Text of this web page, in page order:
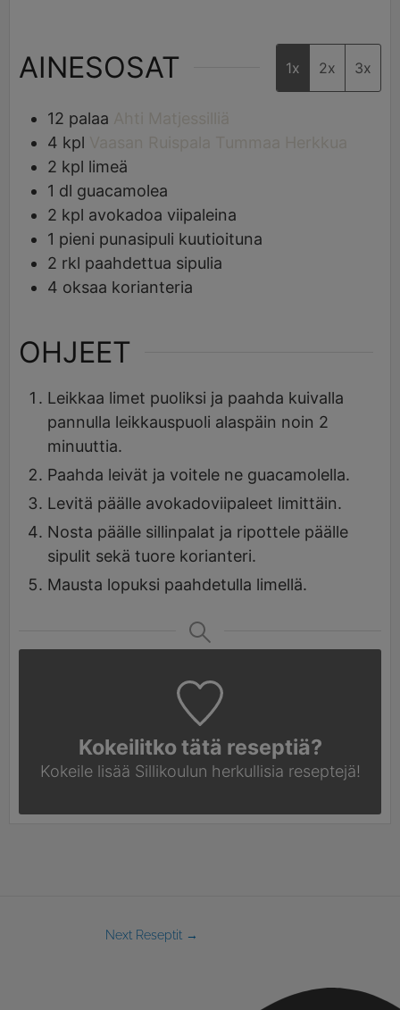
AINESOSAT 1x 2x 3x
12 palaa
4 kpl
2 kpl limeä
1 dl guacamolea
2 kpl avokadoa viipaleina
1 pieni punasipuli kuutioituna
2 rkl paahdettua sipulia
4 oksaa korianteria
OHJEET
Leikkaa limet puoliksi ja paahda kuivalla
pannulla leikkauspuoli alaspäin noin 2
minuuttia.
Paahda leivät ja voitele ne guacamolella.
Levitä päälle avokadoviipaleet limittäin.
Nosta päälle sillinpalat ja ripottele päälle
sipulit sekä tuore korianteri.
Mausta lopuksi paahdetulla limellä.
Kokeilitko tätä reseptiä?
Kokeile lisää Sillikoulun herkullisia reseptejä!
Next Reseptit →